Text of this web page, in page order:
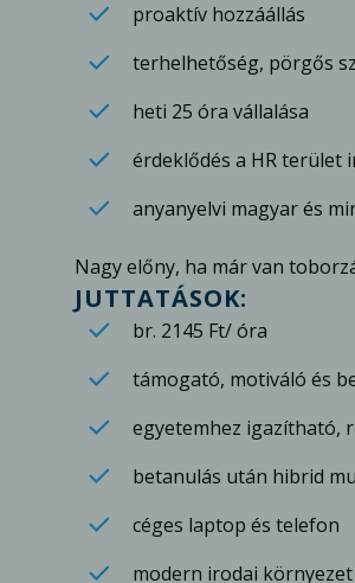
proaktív hozzáállás
terhelhetőség, pörgős
heti 25 óra vállalása
érdeklődés a HR terület
anyanyelvi magyar és
Nagy előny, ha már van
JUTTATÁSOK:
br. 2145 Ft/ óra
támogató, motiváló és
egyetemhez igazítható,
betanulás után hibrid
céges laptop és telefon
modern irodai